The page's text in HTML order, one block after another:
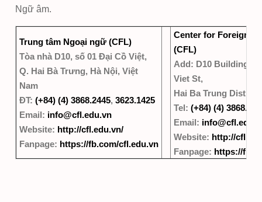
Ngữ âm.
Trung tâm Ngoại ngữ (CFL)
Tòa nhà D10, số 01 Đại Cồ Việt,
Q. Hai Bà Trưng, Hà Nội, Việt
Nam
ĐT: (+84) (4) 3868.2445, 3623.1425
Email: info@cfl.edu.vn
Website: http://cfl.edu.vn/
Fanpage: https://fb.com/cfl.edu.vn
Center for Foreign
(CFL)
Add: D10 Building,
Viet St,
Hai Ba Trung Dist,
Tel: (+84) (4)
Email:
Website: http://
Fanpage: https://